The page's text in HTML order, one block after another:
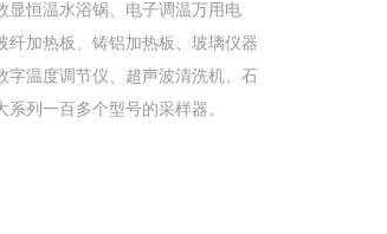
显恒温水浴锅、电子调温万用电
纤加热板、铸铝加热板、玻璃仪器
温度调节仪、超声波清洗机、石
列一百多个型号的采样器。